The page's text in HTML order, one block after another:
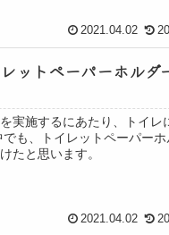
2021.04.02
ットペーパーホルダ
実施するにあたり、トイレ
も、トイレットペーパー
たと思います。
2021.04.02